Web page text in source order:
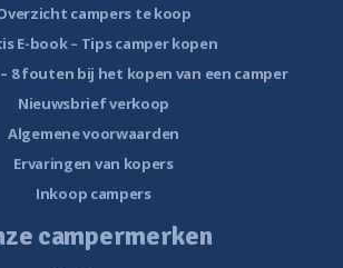
campers te koop
E-book – Tips camper kopen
8 fouten bij het kopen van een camper
Nieuwsbrief verkoop
Algemene voorwaarden
Ervaringen van kopers
Inkoop campers
campermerken